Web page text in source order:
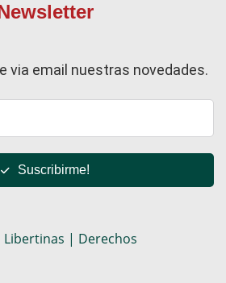
via email nuestras novedades.
Suscribirme!
Libertinas | Derechos